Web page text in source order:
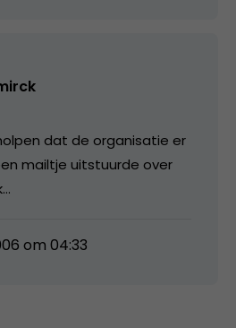
dat de organisatie er
mailtje uitstuurde over
om 04:33